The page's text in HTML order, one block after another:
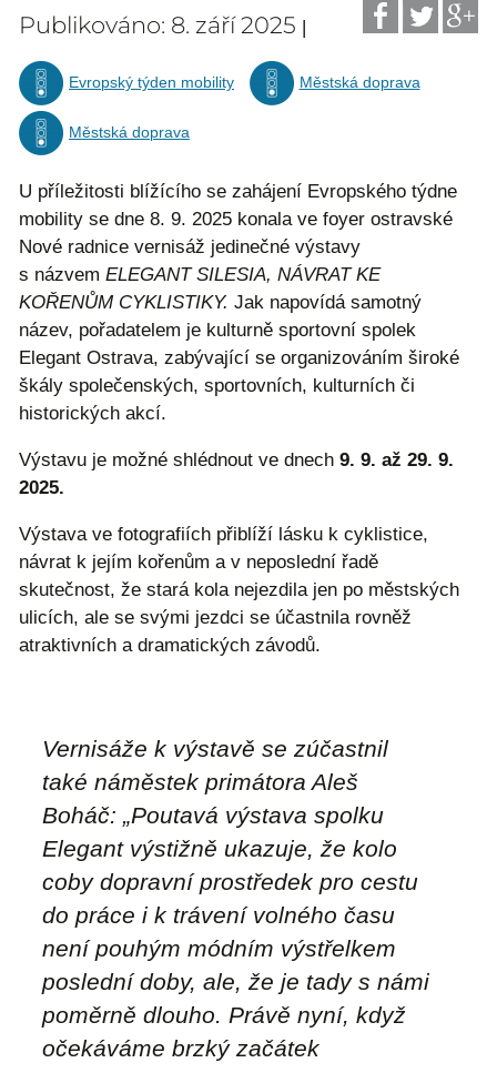
Publikováno: 8. září 2025 |
Evropský týden mobility Městská doprava
Městská doprava
U příležitosti blížícího se zahájení Evropského týdne
mobility se dne 8. 9. 2025 konala ve foyer ostravské
Nové radnice vernisáž jedinečné výstavy
s názvem ELEGANT SILESIA, NÁVRAT KE
KOŘENŮM CYKLISTIKY. Jak napovídá samotný
název, pořadatelem je kulturně sportovní spolek
Elegant Ostrava, zabývající se organizováním široké
škály společenských, sportovních, kulturních či
historických akcí.
Výstavu je možné shlédnout ve dnech 9. 9. až 29. 9.
2025.
Výstava ve fotografiích přiblíží lásku k cyklistice,
návrat k jejím kořenům a v neposlední řadě
skutečnost, že stará kola nejezdila jen po městských
ulicích, ale se svými jezdci se účastnila rovněž
atraktivních a dramatických závodů.
Vernisáže k výstavě se zúčastnil
také náměstek primátora Aleš
Boháč: „Poutavá výstava spolku
Elegant výstižně ukazuje, že kolo
coby dopravní prostředek pro cestu
do práce i k trávení volného času
není pouhým módním výstřelkem
poslední doby, ale, že je tady s námi
poměrně dlouho. Právě nyní, když
očekáváme brzký začátek